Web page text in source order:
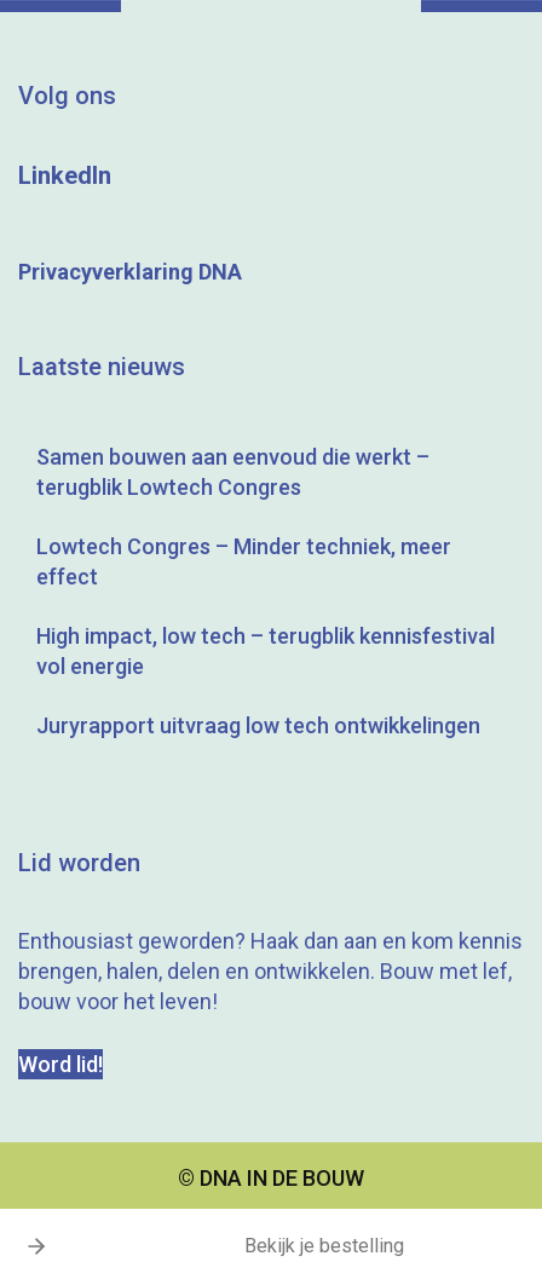
Volg ons
LinkedIn
Privacyverklaring DNA
Laatste nieuws
Samen bouwen aan eenvoud die werkt –
terugblik Lowtech Congres
Lowtech Congres – Minder techniek, meer
effect
High impact, low tech – terugblik kennisfestival
vol energie
Juryrapport uitvraag low tech ontwikkelingen
Lid worden
Enthousiast geworden? Haak dan aan en kom kennis
brengen, halen, delen en ontwikkelen. Bouw met lef,
bouw voor het leven!
Word lid!
© DNA IN DE BOUW
Bekijk je bestelling